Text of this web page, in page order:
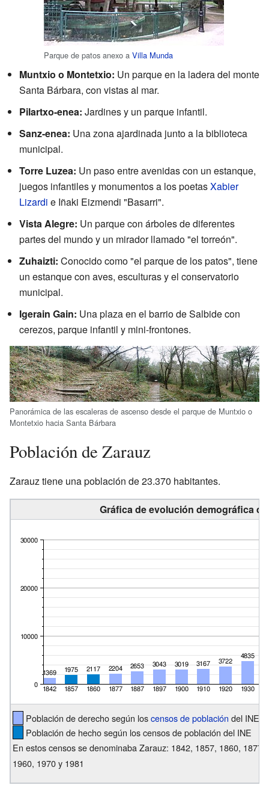
Parque de patos anexo a Villa Munda
Muntxio o Montetxio: Un parque en la ladera del monte
Santa Bárbara, con vistas al mar.
Pilartxo-enea: Jardines y un parque infantil.
Sanz-enea: Una zona ajardinada junto a la biblioteca
municipal.
Torre Luzea: Un paso entre avenidas con un estanque,
juegos infantiles y monumentos a los poetasXabier
Lizardi e Iñaki Eizmendi "Basarri".
Vista Alegre: Un parque con árboles de diferentes
partes del mundo y un mirador llamado "el torreón".
Zuhaizti: Conocido como "el parque de los patos", tiene
un estanque con aves, esculturas y el conservatorio
municipal.
Igerain Gain: Una plaza en el barrio de Salbide con
cerezos, parque infantil y mini-frontones.
Panorámica de las escaleras de ascenso desde el parque de Muntxio o
Montetxio hacia Santa Bárbara
Población de Zarauz
Zarauz tiene una población de 23.370 habitantes.
Gráfica de evolución demográfica
Población de derecho según loscensos de población del INE
Población de hecho según los censos de población del INE
En estos censos se denominaba Zarauz: 1842, 1857, 1860,
1960, 1970 y 1981